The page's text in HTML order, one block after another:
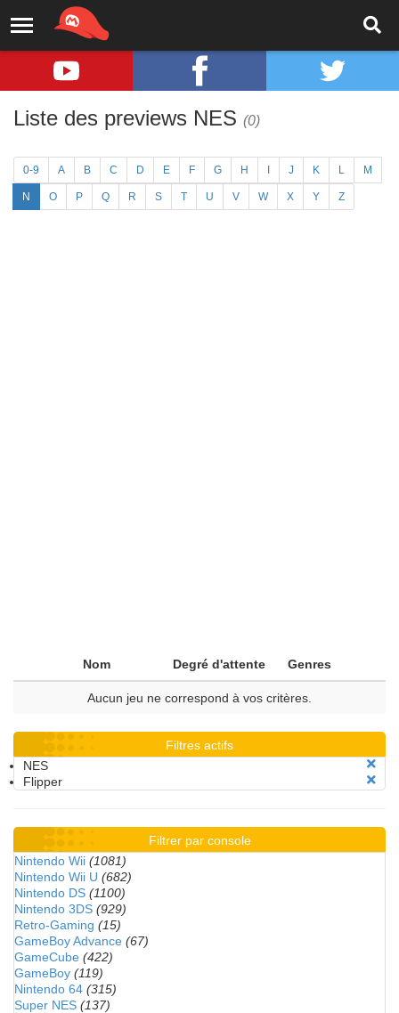
Liste des previews NES (0)
0-9 A B C D E F G H J K L M
N O P Q R S T U V W X Y Z
Nom Degré d'attente Genres
Aucun jeu ne correspond à vos critères.
Filtres actifs
NES
Flipper
Filtrer par console
Nintendo Wii (1081)
Nintendo Wii U (682)
Nintendo DS (1100)
Nintendo 3DS (929)
Retro-Gaming (15)
GameBoy Advance (67)
GameCube (422)
GameBoy (119)
Nintendo 64 (315)
Super NES (137)